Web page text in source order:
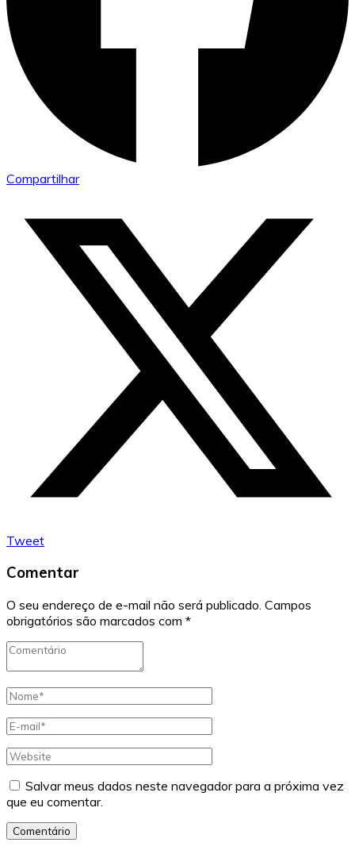
Compartilhar
Tweet
Comentar
O seu endereço de e-mail não será publicado. Campos
obrigatórios são marcados com *
Salvar meus dados neste navegador para a próxima vez
que eu comentar.
Comentário